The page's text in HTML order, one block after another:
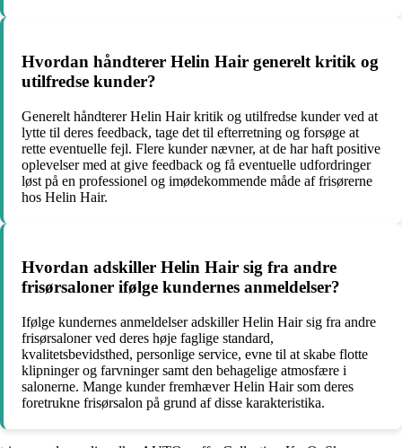
Hvordan håndterer Helin Hair generelt kritik og
utilfredse kunder?
Generelt håndterer Helin Hair kritik og utilfredse kunder ved at
lytte til deres feedback, tage det til efterretning og forsøge at
rette eventuelle fejl. Flere kunder nævner, at de har haft positive
oplevelser med at give feedback og få eventuelle udfordringer
løst på en professionel og imødekommende måde af frisørerne
hos Helin Hair.
Hvordan adskiller Helin Hair sig fra andre
frisørsaloner ifølge kundernes anmeldelser?
Ifølge kundernes anmeldelser adskiller Helin Hair sig fra andre
frisørsaloner ved deres høje faglige standard,
kvalitetsbevidsthed, personlige service, evne til at skabe flotte
klipninger og farvninger samt den behagelige atmosfære i
salonerne. Mange kunder fremhæver Helin Hair som deres
foretrukne frisørsalon på grund af disse karakteristika.